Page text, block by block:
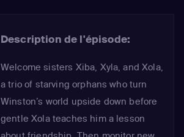
Description de l'épisode:
Welcome sisters Xiba, Xyla, and Xola,
a trio of starving orphans who turn
Winston’s world upside down before
gentle Xola teaches him a lesson